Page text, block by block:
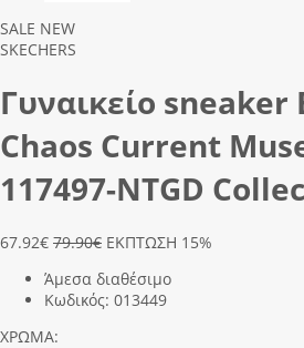
Previous
Next
SALE NEW
SKECHERS
Γυναικείο sneaker
Chaos Current
117497-NTGD
67.92€ 79.90€ ΕΚΠΤΩΣΗ 15%
Άμεσα διαθέσιμο
Κωδικός: 013449
ΧΡΩΜΑ: